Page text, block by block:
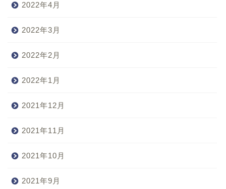
2022年4月
2022年3月
2022年2月
2022年1月
2021年12月
2021年11月
2021年10月
2021年9月